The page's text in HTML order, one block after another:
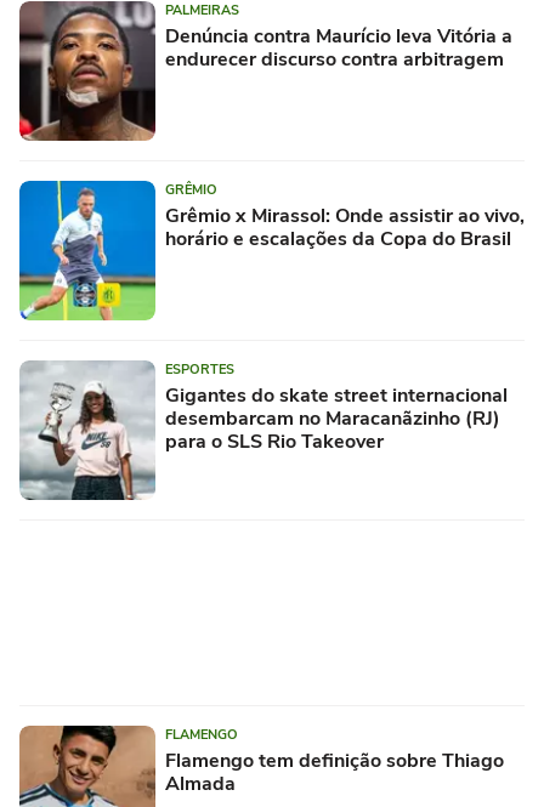
PALMEIRAS
Denúncia contra Maurício leva Vitória a
endurecer discurso contra arbitragem
GRÊMIO
Grêmio x Mirassol: Onde assistir ao vivo,
horário e escalações da Copa do Brasil
ESPORTES
Gigantes do skate street internacional
desembarcam no Maracanãzinho (RJ)
para o SLS Rio Takeover
FLAMENGO
Flamengo tem definição sobre Thiago
Almada